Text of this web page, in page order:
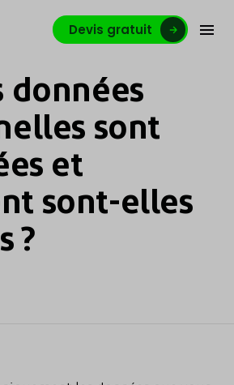
Devis gratuit
données
sont
et
sont-elles
?